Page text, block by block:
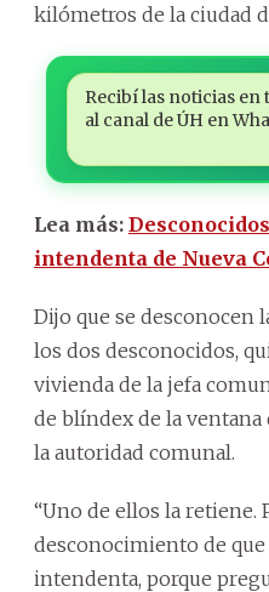
kilómetros de la ciudad
Recibí las noticias en
al canal de ÚH en
Lea más:
intendenta de Nueva
Dijo que se desconocen
los dos desconocidos,
vivienda de la jefa
de blíndex de la ventana
la autoridad comunal.
“Uno de ellos la
desconocimiento de que
intendenta, porque